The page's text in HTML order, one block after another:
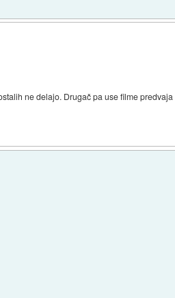
ne delajo. Drugač pa use filme predvaja